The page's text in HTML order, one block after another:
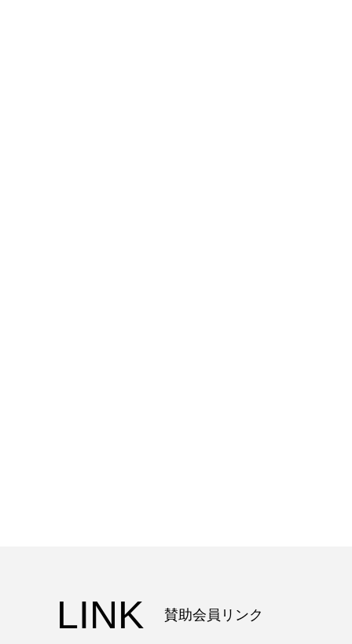
LINK 賛助会員リンク